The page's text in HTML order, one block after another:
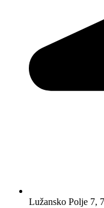
Lužansko Polje 7,